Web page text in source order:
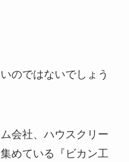
のではないでしょう
会社、ハウスクリー
めている『ビカン工